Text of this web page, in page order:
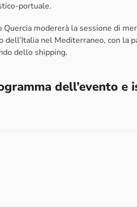
portuale.
Quercia modererà la sessione di
dell’Italia nel Mediterraneo, con la
dello shipping.
dell’evento e